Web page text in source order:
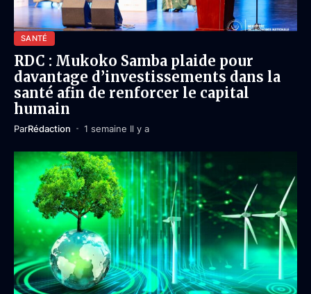
SANTÉ
RDC : Mukoko Samba plaide pour
davantage d’investissements dans la
santé afin de renforcer le capital
humain
ParRédaction 1 semaine Il y a